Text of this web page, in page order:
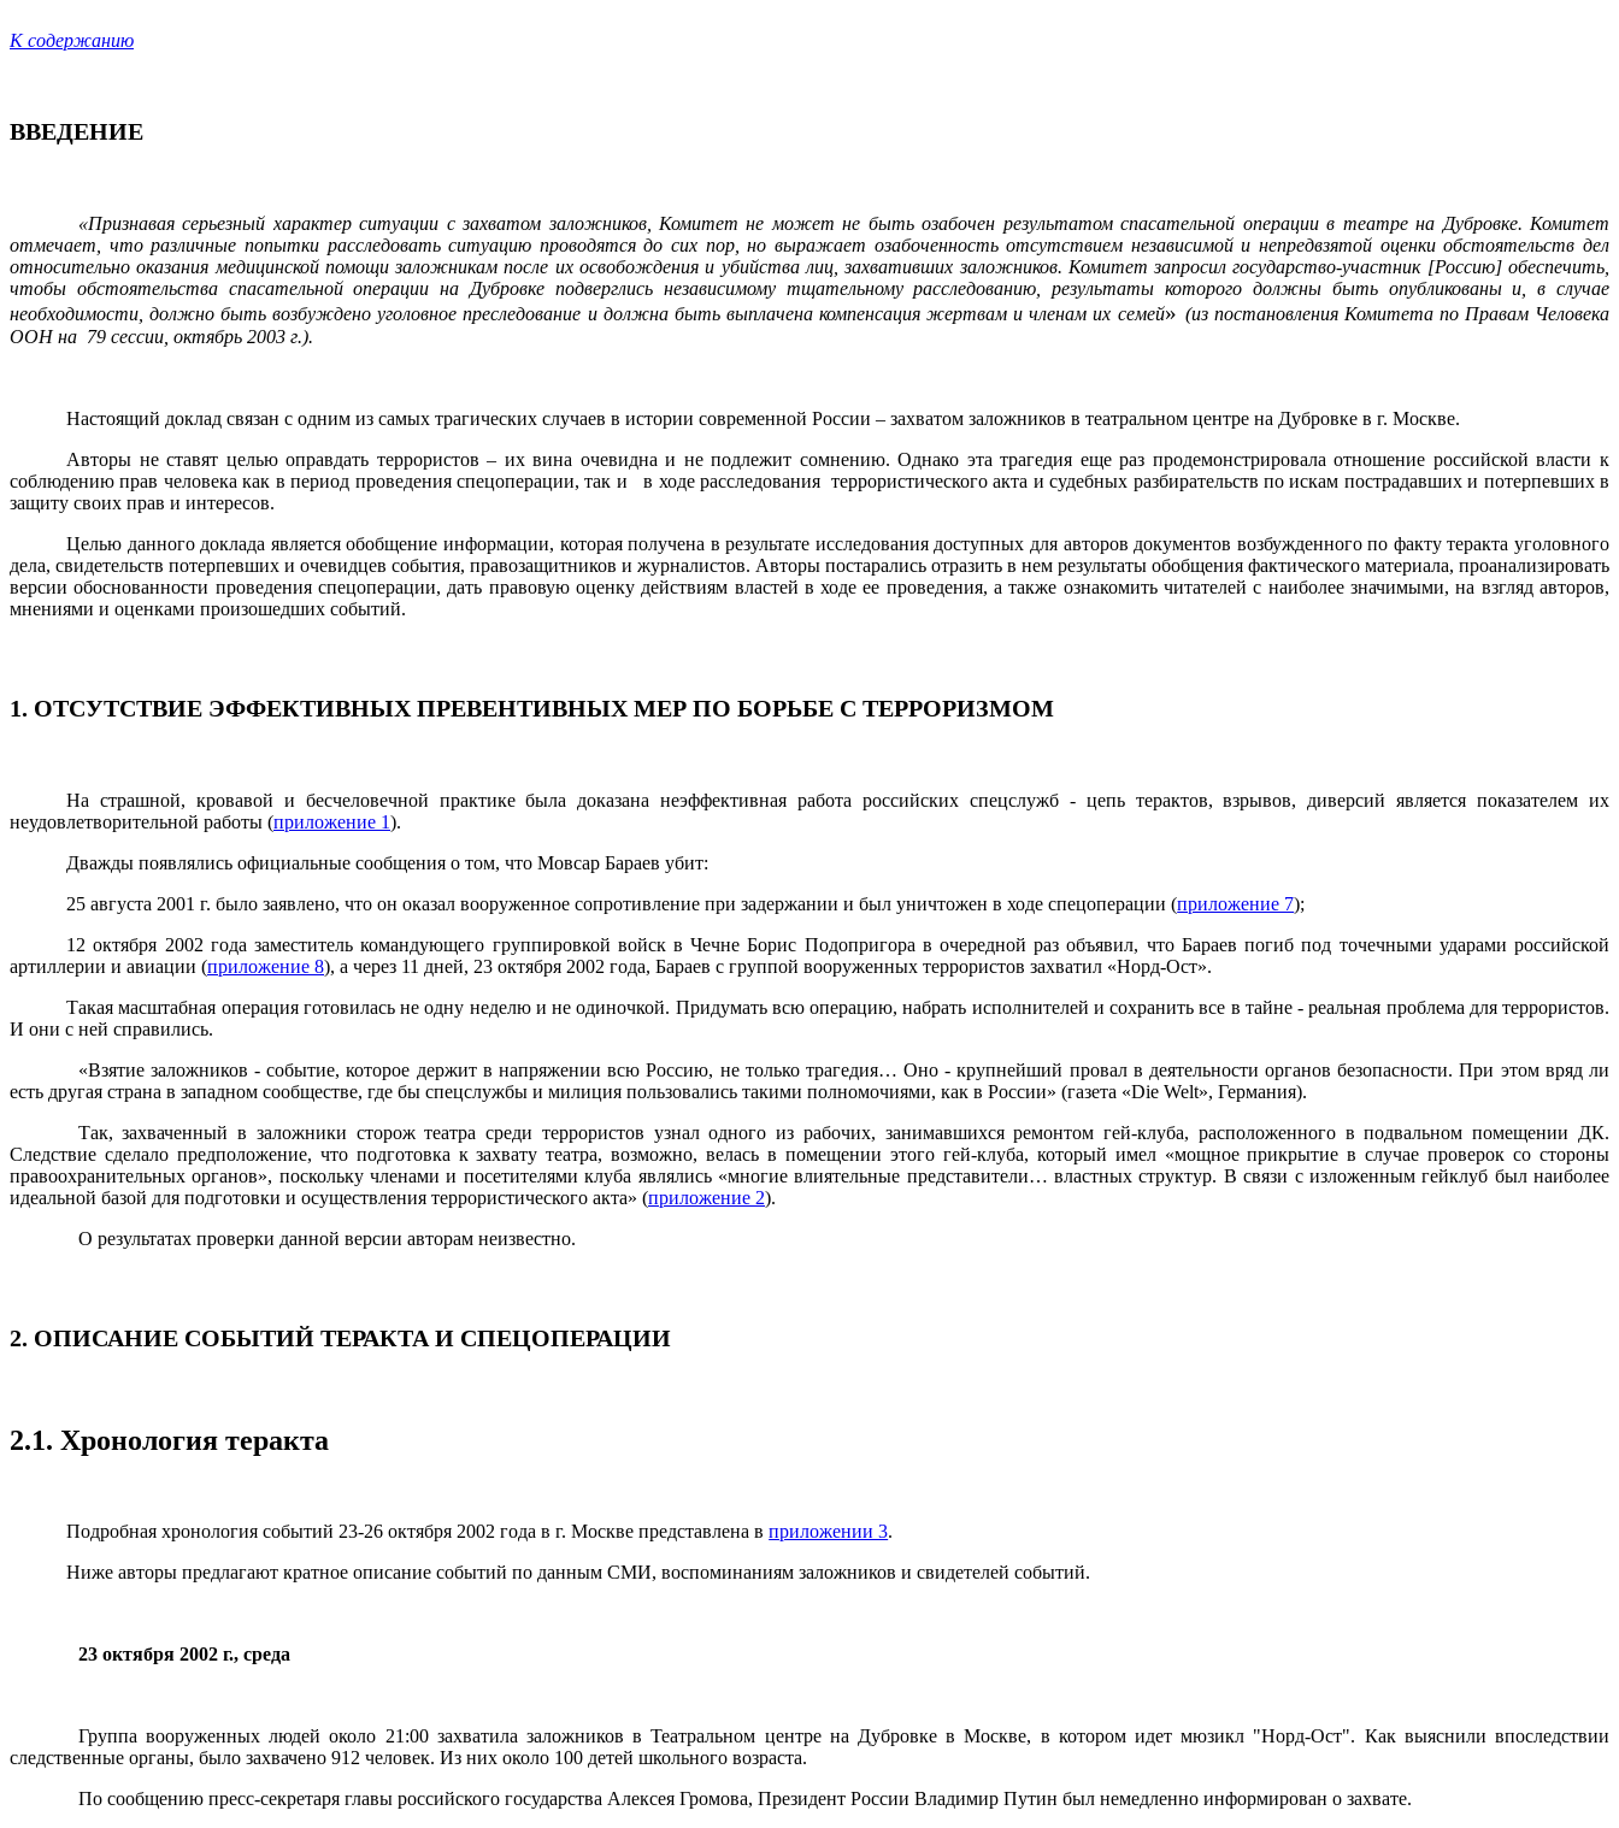
К содержанию
ВВЕДЕНИЕ
«Признавая серьезный характер ситуации с захватом заложников, Комитет не может не быть озабочен результатом спасательной операции в театре на Дубровке. Комитет
отмечает, что различные попытки расследовать ситуацию проводятся до сих пор, но выражает озабоченность отсутствием независимой и непредвзятой оценки обстоятельств дел
относительно оказания медицинской помощи заложникам после их освобождения и убийства лиц, захвативших заложников. Комитет запросил государство-участник [Россию] обеспечить,
чтобы обстоятельства спасательной операции на Дубровке подверглись независимому тщательному расследованию, результаты которого должны быть опубликованы и, в случае
необходимости, должно быть возбуждено уголовное преследование и должна быть выплачена компенсация жертвам и членам их семей» (из постановления Комитета по Правам Человека
ООН на 79 сессии, октябрь 2003 г.).
Настоящий доклад связан с одним из самых трагических случаев в истории современной России – захватом заложников в театральном центре на Дубровке в г. Москве.
Авторы не ставят целью оправдать террористов – их вина очевидна и не подлежит сомнению. Однако эта трагедия еще раз продемонстрировала отношение российской власти к
соблюдению прав человека как в период проведения спецоперации, так и
в ходе расследования террористического акта и судебных разбирательств по искам пострадавших и потерпевших в
защиту своих прав и интересов.
Целью данного доклада является обобщение информации, которая получена в результате исследования доступных для авторов документов возбужденного по факту теракта уголовного
дела, свидетельств потерпевших и очевидцев события, правозащитников и журналистов. Авторы постарались отразить в нем результаты обобщения фактического материала, проанализировать
версии обоснованности проведения спецоперации, дать правовую оценку действиям властей в ходе ее проведения, а также ознакомить читателей с наиболее значимыми, на взгляд авторов,
мнениями и оценками произошедших событий.
1. ОТСУТСТВИЕ ЭФФЕКТИВНЫХ ПРЕВЕНТИВНЫХ МЕР ПО БОРЬБЕ С ТЕРРОРИЗМОМ
На страшной, кровавой и бесчеловечной практике была доказана неэффективная работа российских спецслужб - цепь терактов, взрывов, диверсий является показателем их
неудовлетворительной работы (приложение 1).
Дважды появлялись официальные сообщения о том, что Мовсар Бараев убит:
25 августа 2001 г. было заявлено, что он оказал вооруженное сопротивление при задержании и был уничтожен в ходе спецоперации (приложение 7);
12 октября 2002 года заместитель командующего группировкой войск в Чечне Борис Подопригора в очередной раз объявил, что Бараев погиб под точечными ударами российской
артиллерии и авиации (приложение 8), а через 11 дней, 23 октября 2002 года, Бараев с группой вооруженных террористов захватил «Норд-Ост».
Такая масштабная операция готовилась не одну неделю и не одиночкой. Придумать всю операцию, набрать исполнителей и сохранить все в тайне - реальная проблема для террористов.
И они с ней справились.
«Взятие заложников - событие, которое держит в напряжении всю Россию, не только трагедия… Оно - крупнейший провал в деятельности органов безопасности. При этом вряд ли
есть другая страна в западном сообществе, где бы спецслужбы и милиция пользовались такими полномочиями, как в России» (газета «Die Welt», Германия).
Так, захваченный в заложники сторож театра среди террористов узнал одного из рабочих, занимавшихся ремонтом гей-клуба, расположенного в подвальном помещении ДК.
Следствие сделало предположение, что подготовка к захвату театра, возможно, велась в помещении этого гей-клуба, который имел «мощное прикрытие в случае проверок со стороны
правоохранительных органов», поскольку членами и посетителями клуба являлись «многие влиятельные представители… властных структур. В связи с изложенным гейклуб был наиболее
идеальной базой для подготовки и осуществления террористического акта» (приложение 2).
О результатах проверки данной версии авторам неизвестно.
2. ОПИСАНИЕ СОБЫТИЙ ТЕРАКТА И СПЕЦОПЕРАЦИИ
2.1. Хронология теракта
Подробная хронология событий 23-26 октября 2002 года в г. Москве представлена вприложении 3.
Ниже авторы предлагают кратное описание событий по данным СМИ, воспоминаниям заложников и свидетелей событий.
23 октября 2002 г., среда
Группа вооруженных людей около 21:00 захватила заложников в Театральном центре на Дубровке в Москве, в котором идет мюзикл "Норд-Ост". Как выяснили впоследствии
следственные органы, было захвачено 912 человек. Из них около 100 детей школьного возраста.
По сообщению пресс-секретаря главы российского государства Алексея Громова, Президент России Владимир Путин был немедленно информирован о захвате.